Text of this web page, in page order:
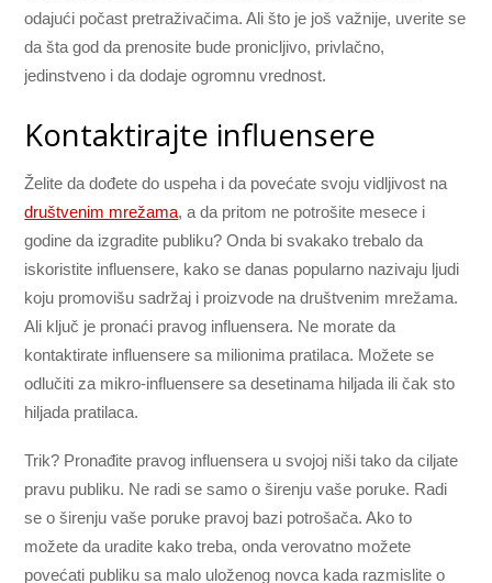
odajući počast pretraživačima. Ali što je još važnije, uverite se
da šta god da prenosite bude pronicljivo, privlačno,
jedinstveno i da dodaje ogromnu vrednost.
Kontaktirajte influensere
Želite da dođete do uspeha i da povećate svoju vidljivost na
društvenim mrežama, a da pritom ne potrošite mesece i
godine da izgradite publiku? Onda bi svakako trebalo da
iskoristite influensere, kako se danas popularno nazivaju ljudi
koju promovišu sadržaj i proizvode na društvenim mrežama.
Ali ključ je pronaći pravog influensera. Ne morate da
kontaktirate influensere sa milionima pratilaca. Možete se
odlučiti za mikro-influensere sa desetinama hiljada ili čak sto
hiljada pratilaca.
Trik? Pronađite pravog influensera u svojoj niši tako da ciljate
pravu publiku. Ne radi se samo o širenju vaše poruke. Radi
se o širenju vaše poruke pravoj bazi potrošača. Ako to
možete da uradite kako treba, onda verovatno možete
povećati publiku sa malo uloženog novca kada razmislite o